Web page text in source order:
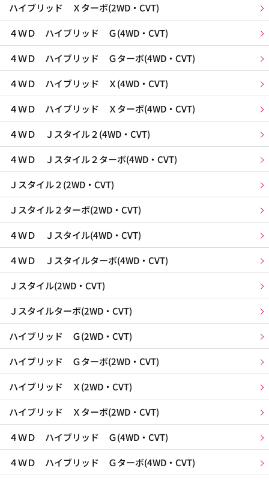
ハイブリッド Ｘターボ(2WD・CVT)
４ＷＤ ハイブリッド Ｇ(4WD・CVT)
４ＷＤ ハイブリッド Ｇターボ(4WD・CVT)
４ＷＤ ハイブリッド Ｘ(4WD・CVT)
４ＷＤ ハイブリッド Ｘターボ(4WD・CVT)
４ＷＤ Ｊスタイル２(4WD・CVT)
４ＷＤ Ｊスタイル２ターボ(4WD・CVT)
Ｊスタイル２(2WD・CVT)
Ｊスタイル２ターボ(2WD・CVT)
４ＷＤ Ｊスタイル(4WD・CVT)
４ＷＤ Ｊスタイルターボ(4WD・CVT)
Ｊスタイル(2WD・CVT)
Ｊスタイルターボ(2WD・CVT)
ハイブリッド Ｇ(2WD・CVT)
ハイブリッド Ｇターボ(2WD・CVT)
ハイブリッド Ｘ(2WD・CVT)
ハイブリッド Ｘターボ(2WD・CVT)
４ＷＤ ハイブリッド Ｇ(4WD・CVT)
４ＷＤ ハイブリッド Ｇターボ(4WD・CVT)